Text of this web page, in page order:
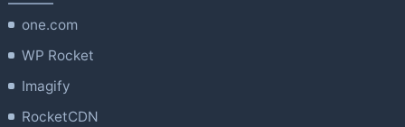
one.com
WP Rocket
Imagify
RocketCDN